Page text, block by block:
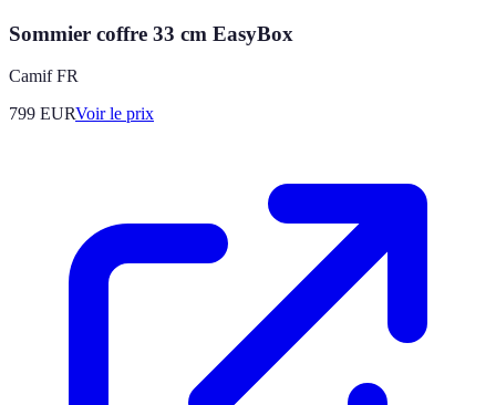
Sommier coffre 33 cm EasyBox
Camif FR
799 EURVoir le prix